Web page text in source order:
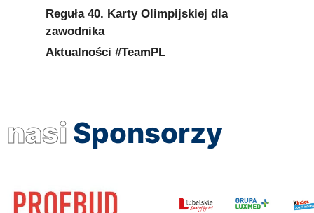
Reguła 40. Karty Olimpijskiej dla
zawodnika
Aktualności #TeamPL
nasi Sponsorzy